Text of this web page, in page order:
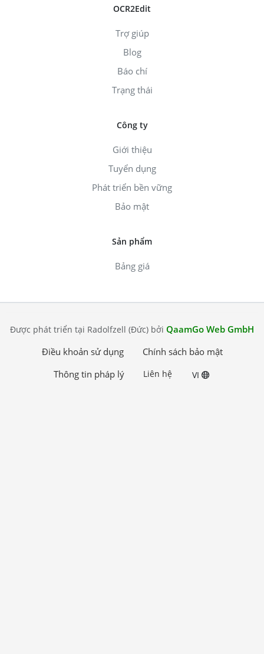
OCR2Edit
Trợ giúp
Blog
Báo chí
Trạng thái
Công ty
Giới thiệu
Tuyển dụng
Phát triển bền vững
Bảo mật
Sản phẩm
Bảng giá
Được phát triển tại Radolfzell (Đức) bởi QaamGo Web GmbH
Điều khoản sử dụng
Chính sách bảo mật
Thông tin pháp lý
Liên hệ VI